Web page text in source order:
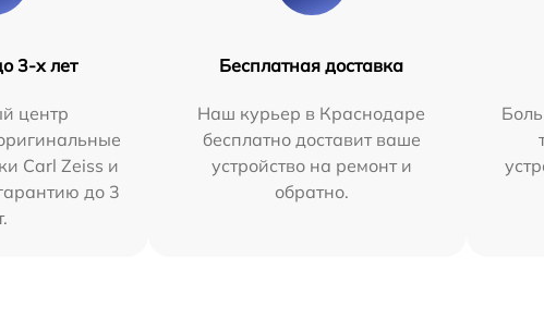
3-х лет
центр
Carl Zeiss и
до 3
Бесплатная доставка
Наш курьер в Краснодаре
бесплатно доставит ваше
устройство на ремонт и
обратно.